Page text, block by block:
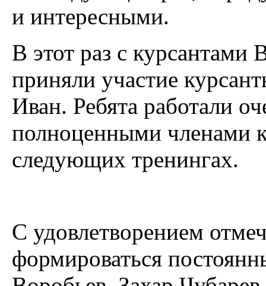
и интересными.
В этот раз с
приняли участие
Иван. Ребята работали
полноценными членами
следующих тренингах.
С удовлетворением
формироваться